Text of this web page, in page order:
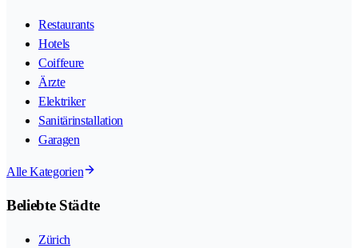
Restaurants
Hotels
Coiffeure
Ärzte
Elektriker
Sanitärinstallation
Garagen
Alle Kategorien
Beliebte Städte
Zürich